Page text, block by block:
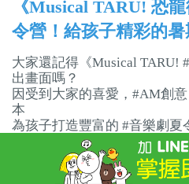
《Musical TARU! 恐
令營！給孩子精彩的暑
大家還記得《Musical TARU!
出畫面嗎？
因受到大家的喜愛，#AM創
本
為孩子打造豐富的 #音樂劇夏
帶孩子體驗 #劇場幕前幕後的